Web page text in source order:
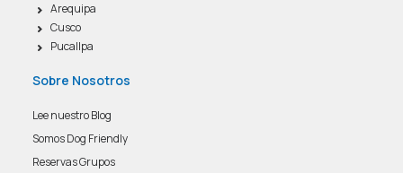
Arequipa
Cusco
Pucallpa
Sobre Nosotros
Lee nuestro Blog
Somos Dog Friendly
Reservas Grupos